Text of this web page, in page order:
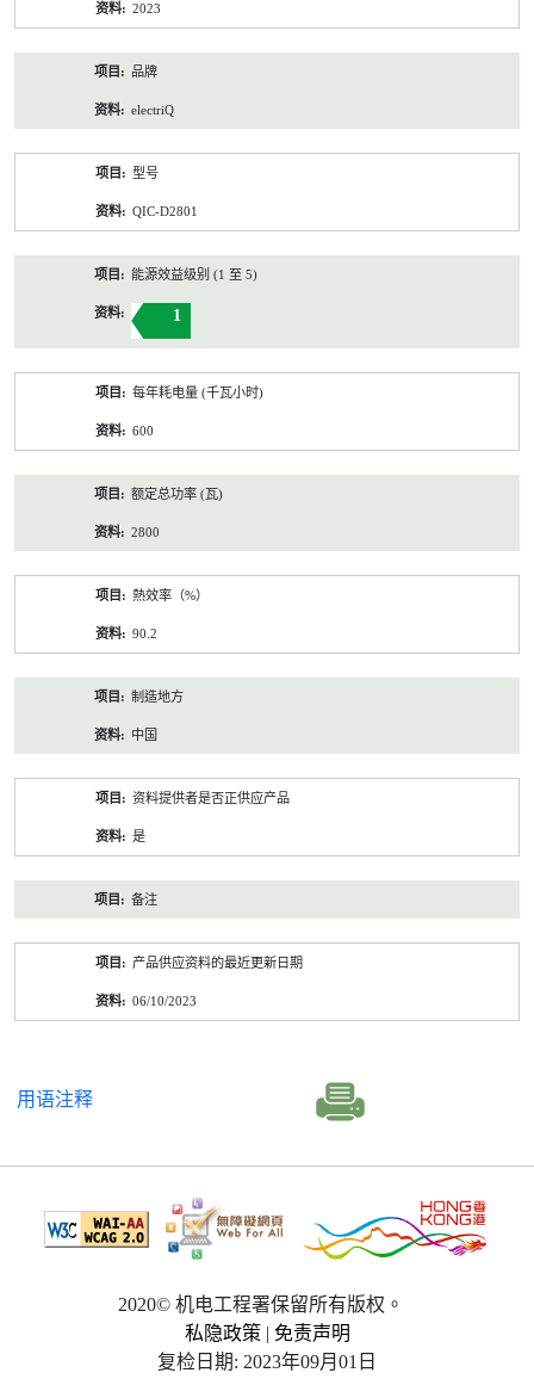
2023
品牌
electriQ
型号
QIC-D2801
能源效益级别 (1 至 5)
1
每年耗电量 (千瓦小时)
600
额定总功率 (瓦)
2800
熱效率（%）
90.2
制造地方
中国
资料提供者是否正供应产品
是
备注
产品供应资料的最近更新日期
06/10/2023
用语注释
2020© 机电工程署保留所有版权。
私隐政策 | 免责声明
复检日期: 2023年09月01日